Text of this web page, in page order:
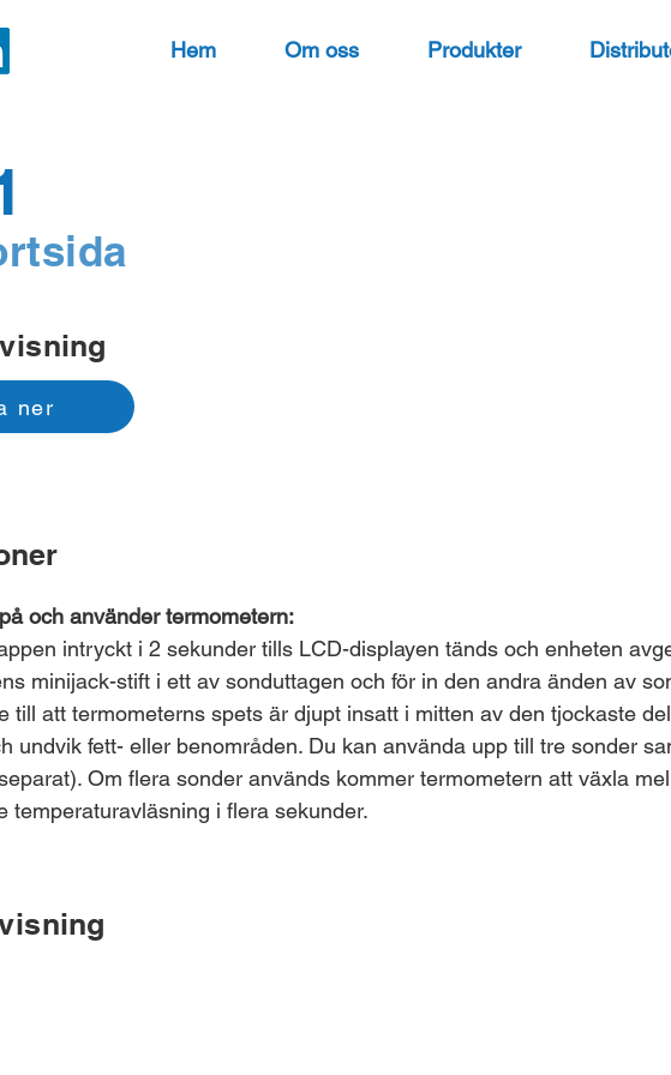
Hem Om oss Produkter
ner
och använder termometern:
intryckt i 2 sekunder tills LCD-displayen tänds och enheten
minijack-stift i ett av sonduttagen och för in den andra änden av
till att termometerns spets är djupt insatt i mitten av den tjockaste
undvik fett- eller benområden. Du kan använda upp till tre sonder
Om flera sonder används kommer termometern att växla
temperaturavläsning i flera sekunder.